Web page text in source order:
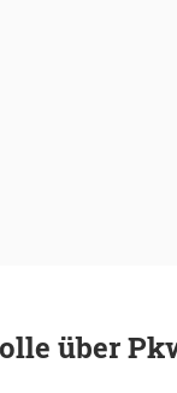
über